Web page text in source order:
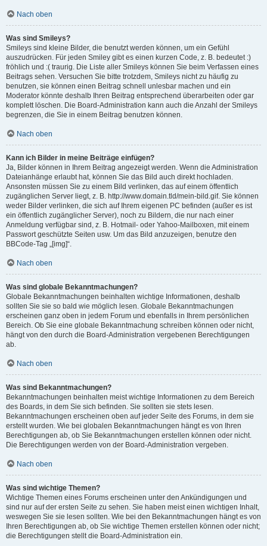
Nach oben
Was sind Smileys?
Smileys sind kleine Bilder, die benutzt werden können, um ein Gefühl
auszudrücken. Für jeden Smiley gibt es einen kurzen Code, z. B. bedeutet :)
fröhlich und :( traurig. Die Liste aller Smileys können Sie beim Verfassen eines
Beitrags sehen. Versuchen Sie bitte trotzdem, Smileys nicht zu häufig zu
benutzen, sie können einen Beitrag schnell unlesbar machen und ein
Moderator könnte deshalb Ihren Beitrag entsprechend überarbeiten oder gar
komplett löschen. Die Board-Administration kann auch die Anzahl der Smileys
begrenzen, die Sie in einem Beitrag benutzen können.
Nach oben
Kann ich Bilder in meine Beiträge einfügen?
Ja, Bilder können in Ihrem Beitrag angezeigt werden. Wenn die Administration
Dateianhänge erlaubt hat, können Sie das Bild auch direkt hochladen.
Ansonsten müssen Sie zu einem Bild verlinken, das auf einem öffentlich
zugänglichen Server liegt, z. B. http://www.domain.tld/mein-bild.gif. Sie können
weder Bilder verlinken, die sich auf Ihrem eigenen PC befinden (außer es ist
ein öffentlich zugänglicher Server), noch zu Bildern, die nur nach einer
Anmeldung verfügbar sind, z. B. Hotmail- oder Yahoo-Mailboxen, mit einem
Passwort geschützte Seiten usw. Um das Bild anzuzeigen, benutze den
BBCode-Tag „[img]“.
Nach oben
Was sind globale Bekanntmachungen?
Globale Bekanntmachungen beinhalten wichtige Informationen, deshalb
sollten Sie sie so bald wie möglich lesen. Globale Bekanntmachungen
erscheinen ganz oben in jedem Forum und ebenfalls in Ihrem persönlichen
Bereich. Ob Sie eine globale Bekanntmachung schreiben können oder nicht,
hängt von den durch die Board-Administration vergebenen Berechtigungen
ab.
Nach oben
Was sind Bekanntmachungen?
Bekanntmachungen beinhalten meist wichtige Informationen zu dem Bereich
des Boards, in dem Sie sich befinden. Sie sollten sie stets lesen.
Bekanntmachungen erscheinen oben auf jeder Seite des Forums, in dem sie
erstellt wurden. Wie bei globalen Bekanntmachungen hängt es von Ihren
Berechtigungen ab, ob Sie Bekanntmachungen erstellen können oder nicht.
Die Berechtigungen werden von der Board-Administration vergeben.
Nach oben
Was sind wichtige Themen?
Wichtige Themen eines Forums erscheinen unter den Ankündigungen und
sind nur auf der ersten Seite zu sehen. Sie haben meist einen wichtigen Inhalt,
weswegen Sie sie lesen sollten. Wie bei den Bekanntmachungen hängt es von
Ihren Berechtigungen ab, ob Sie wichtige Themen erstellen können oder nicht;
die Berechtigungen stellt die Board-Administration ein.